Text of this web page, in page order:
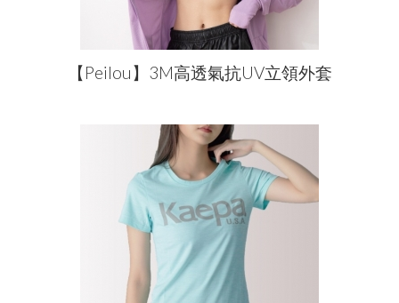
【Peilou】3M高透氣抗UV立領外套